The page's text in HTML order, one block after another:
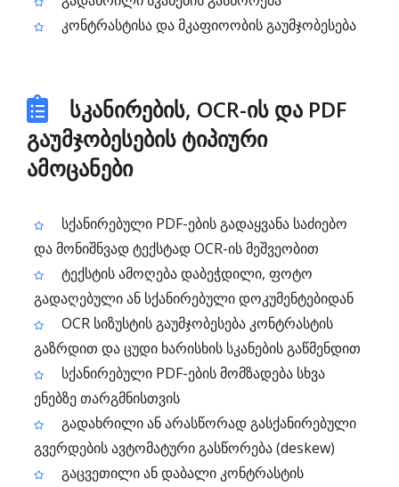
კონტრასტისა და მკაფიოობის გაუმჯობესება
სკანირების, OCR-ის და PDF
გაუმჯობესების ტიპიური
ამოცანები
სქანირებული PDF-ების გადაყვანა საძიებო
და მონიშნვად ტექსტად OCR-ის მეშვეობით
ტექსტის ამოღება დაბეჭდილი, ფოტო
გადაღებული ან სქანირებული დოკუმენტებიდან
OCR სიზუსტის გაუმჯობესება კონტრასტის
გაზრდით და ცუდი ხარისხის სკანების გაწმენდით
სქანირებული PDF-ების მომზადება სხვა
ენებზე თარგმნისთვის
გადახრილი ან არასწორად გასქანირებული
გვერდების ავტომატური გასწორება (deskew)
გაცვეთილი ან დაბალი კონტრასტის